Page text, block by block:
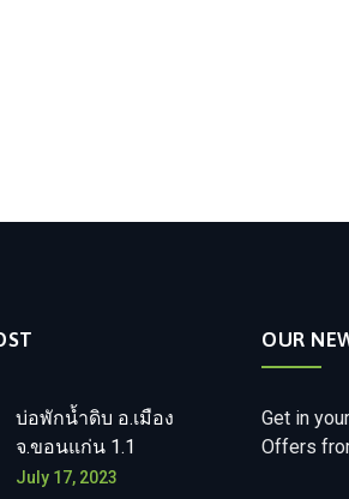
บ่อพักน้ำดิบ อ.เมือง
จ.ขอนแก่น 1.1
July 17, 2023
OUR
Get in
Offers